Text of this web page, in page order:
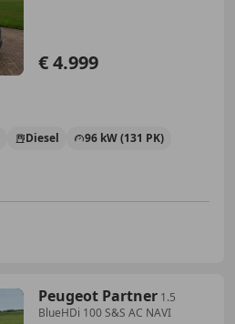
€ 4.999
Diesel 96 kW (131 PK)
Peugeot Partner 1.5
BlueHDi 100 S&S AC NAVI